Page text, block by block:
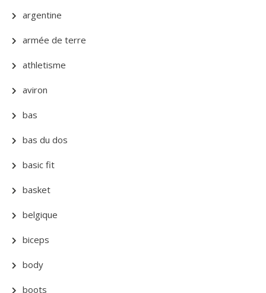
argentine
armée de terre
athletisme
aviron
bas
bas du dos
basic fit
basket
belgique
biceps
body
boots